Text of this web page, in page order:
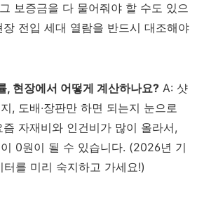
보증금을 다 물어줘야 할 수도 있으
전입 세대 열람을 반드시 대조해야
, 현장에서 어떻게 계산하나요? A: 샷
, 도배·장판만 하면 되는지 눈으로
자재비와 인건비가 많이 올라서,
0원이 될 수 있습니다. (2026년 기
를 미리 숙지하고 가세요!)